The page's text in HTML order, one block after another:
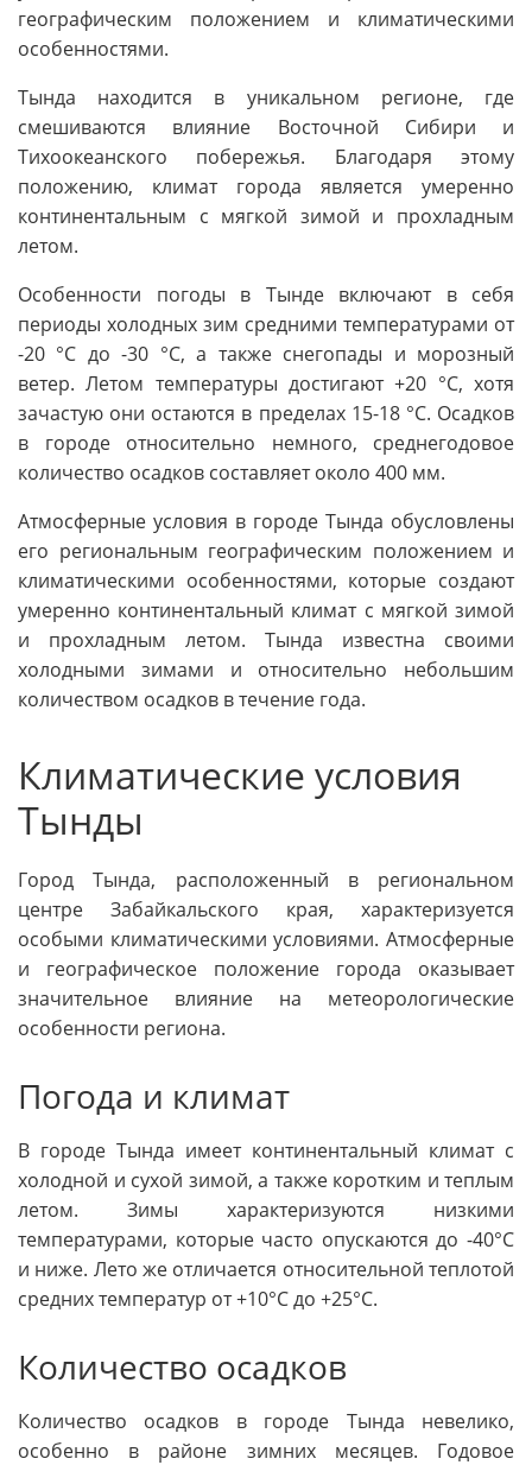
географическим положением и климатическими
особенностями.
Тында находится в уникальном регионе, где
смешиваются влияние Восточной Сибири и
Тихоокеанского побережья. Благодаря этому
положению, климат города является умеренно
континентальным с мягкой зимой и прохладным
летом.
Особенности погоды в Тынде включают в себя
периоды холодных зим средними температурами от
-20 °С до -30 °С, а также снегопады и морозный
ветер. Летом температуры достигают +20 °C, хотя
зачастую они остаются в пределах 15-18 °C. Осадков
в городе относительно немного, среднегодовое
количество осадков составляет около 400 мм.
Атмосферные условия в городе Тында обусловлены
его региональным географическим положением и
климатическими особенностями, которые создают
умеренно континентальный климат с мягкой зимой
и прохладным летом. Тында известна своими
холодными зимами и относительно небольшим
количеством осадков в течение года.
Климатические условия
Тынды
Город Тында, расположенный в региональном
центре Забайкальского края, характеризуется
особыми климатическими условиями. Атмосферные
и географическое положение города оказывает
значительное влияние на метеорологические
особенности региона.
Погода и климат
В городе Тында имеет континентальный климат с
холодной и сухой зимой, а также коротким и теплым
летом. Зимы характеризуются низкими
температурами, которые часто опускаются до -40°C
и ниже. Лето же отличается относительной теплотой
средних температур от +10°C до +25°C.
Количество осадков
Количество осадков в городе Тында невелико,
особенно в районе зимних месяцев. Годовое